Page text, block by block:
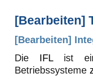
[Bearbeiten]
[Bearbeiten]
Die IFList ein
Betriebssysteme